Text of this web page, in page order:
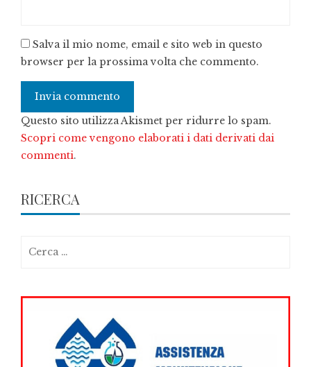
Salva il mio nome, email e sito web in questo
browser per la prossima volta che commento.
Questo sito utilizza Akismet per ridurre lo spam.
Scopri come vengono elaborati i dati derivati dai
commenti.
RICERCA